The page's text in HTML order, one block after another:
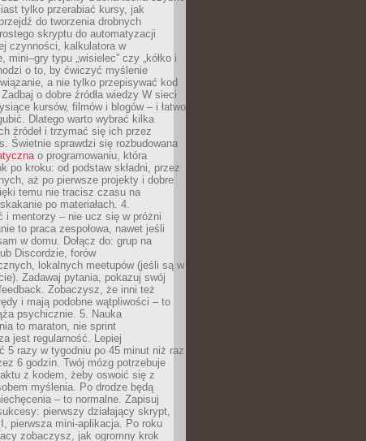
tylko przerabiać kursy, jak
do tworzenia drobnych
skryptu do automatyzacji
czynności, kalkulatora w
mini–gry typu „wisielec” czy „kółko i
o to, by ćwiczyć myślenie
a nie tylko przepisywać kod
o dobre źródła wiedzy W sieci
kursów, filmów i blogów – i łatwo
Dlatego warto wybrać kilka
źródeł i trzymać się ich przez
Świetnie sprawdzi się rozbudowana
o programowaniu, która
po kroku: od podstaw składni, przez
aż po pierwsze projekty i dobre
temu nie tracisz czasu na
po materiałach. 4.
i mentorzy – nie ucz się w próżni
to praca zespołowa, nawet jeśli
w domu. Dołącz do: grup na
Discordzie, forów
lokalnych meetupów (jeśli są w
Zadawaj pytania, pokazuj swój
Zobaczysz, że inni też
i mają podobne wątpliwości – to
psychicznie. 5. Nauka
to maraton, nie sprint
jest regularność. Lepiej
5 razy w tygodniu po 45 minut niż raz
6 godzin. Twój mózg potrzebuje
z kodem, żeby oswoić się z
myślenia. Po drodze będą
– to normalne. Zapisuj
pierwszy działający skrypt,
pierwsza mini-aplikacja. Po roku
zobaczysz, jak ogromny krok